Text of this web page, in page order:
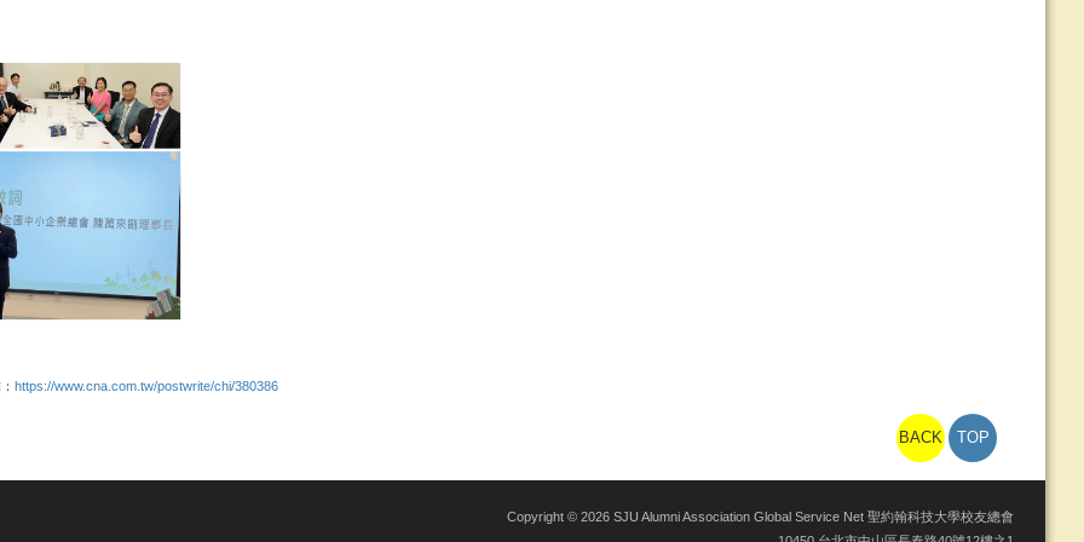
https://www.cna.com.tw/postwrite/chi/380386
BACK TOP
Copyright © 2026 SJU Alumni Association Global Service Net 聖約翰科技大學校友總會